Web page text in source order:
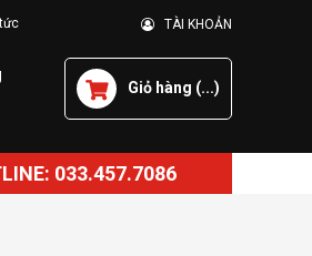
TÀI KHOẢN
Giỏ hàng (...)
033.457.7086